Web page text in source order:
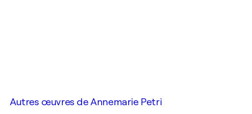
Autres œuvres deAnnemarie Petri